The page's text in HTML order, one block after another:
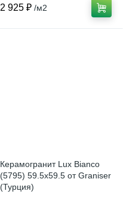
2 925 ₽ /м2
Керамогранит Lux Bianco
(5795) 59.5x59.5 от Graniser
(Турция)